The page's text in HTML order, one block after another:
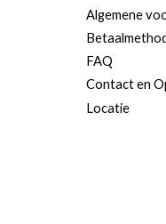
Algemene
FAQ
Contact en
Locatie